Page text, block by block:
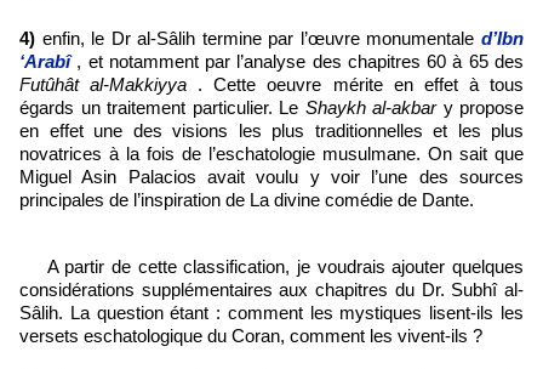
4) enfin, le Dr al-Sâlih termine par l’œuvre monumentale d’Ibn
‘Arabî, et notamment par l’analyse des chapitres 60 à 65 des
Futûhât al-Makkiyya . Cette oeuvre mérite en effet à tous
égards un traitement particulier. Le Shaykh al-akbary propose
en effet une des visions les plus traditionnelles et les plus
novatrices à la fois de l’eschatologie musulmane. On sait que
Miguel Asin Palacios avait voulu y voir l’une des sources
principales de l’inspiration de La divine comédie de Dante.
A partir de cette classification, je voudrais ajouter quelques
considérations supplémentaires aux chapitres du Dr. Subhî al-
Sâlih. La question étant : comment les mystiques lisent-ils les
versets eschatologique du Coran, comment les vivent-ils ?